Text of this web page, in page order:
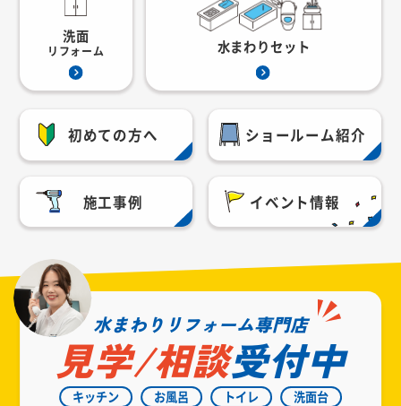
洗面
リフォーム 水まわりセット
初めての方へ ショールーム紹介
施工事例 イベント情報
水まわりリフォーム専門店
見学/相談受付中
キッチン お風呂 トイレ 洗面台